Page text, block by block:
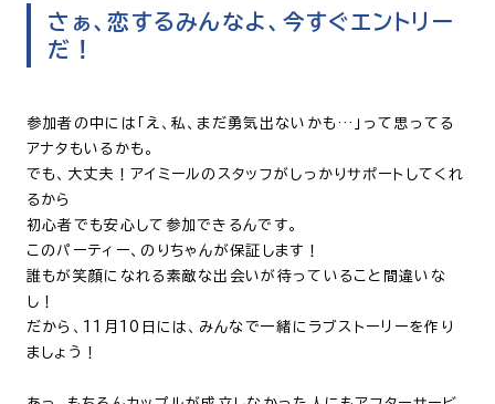
さぁ、恋するみんなよ、今すぐエントリー
だ！
参加者の中には「え、私、まだ勇気出ないかも…」って思ってる
アナタもいるかも。
でも、大丈夫！アイミールのスタッフがしっかりサポートしてくれ
るから
初心者でも安心して参加できるんです。
このパーティー、のりちゃんが保証します！
誰もが笑顔になれる素敵な出会いが待っていること間違いな
し！
だから、11月10日には、みんなで一緒にラブストーリーを作り
ましょう！